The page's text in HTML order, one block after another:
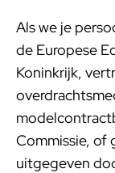
Als we je
de Europese
Koninkrijk,
Commissie, of
uitgegeven